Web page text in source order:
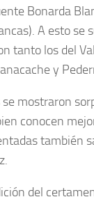
Bonarda
A esto se
tanto los del
y
mostraron
conocen
también
del